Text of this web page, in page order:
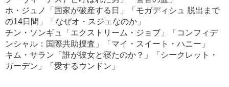
ホ・ジュノ「国家が破産する日」「モガディシュ 脱出まで
の14日間」「なぜオ・スジェなのか」
チン・ソンギュ「エクストリーム・ジョブ」「コンフィデ
ンシャル：国際共助捜査」「マイ・スイート・ハニー」
キム・サラン「誰が彼女と寝たのか？」「シークレット・
ガーデン」「愛するウンドン」